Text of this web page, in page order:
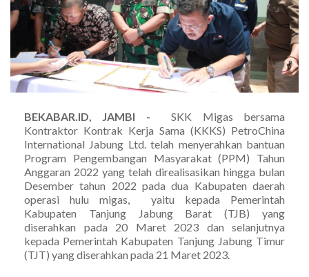
BEKABAR.ID, JAMBI -
SKK Migas bersama
Kontraktor Kontrak Kerja Sama (KKKS) PetroChina
International Jabung Ltd. telah menyerahkan bantuan
Program Pengembangan Masyarakat (PPM) Tahun
Anggaran 2022 yang telah direalisasikan hingga bulan
Desember tahun 2022 pada dua Kabupaten daerah
operasi hulu migas, yaitu kepada Pemerintah
Kabupaten Tanjung Jabung Barat (TJB) yang
diserahkan pada 20 Maret 2023 dan selanjutnya
kepada Pemerintah Kabupaten Tanjung Jabung Timur
(TJT) yang diserahkan pada 21 Maret 2023.